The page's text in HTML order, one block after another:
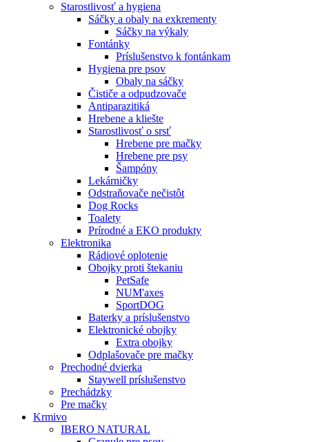
Starostlivosť a hygiena
Sáčky a obaly na exkrementy
Sáčky na výkaly
Fontánky
Príslušenstvo k fontánkam
Hygiena pre psov
Obaly na sáčky
Čističe a odpudzovače
Antiparazitiká
Hrebene a kliešte
Starostlivosť o srsť
Hrebene pre mačky
Hrebene pre psy
Šampóny
Lekárničky
Odstraňovače nečistôt
Dog Rocks
Toalety
Prírodné a EKO produkty
Elektronika
Rádiové oplotenie
Obojky proti štekaniu
PetSafe
NUM'axes
SportDOG
Baterky a príslušenstvo
Elektronické obojky
Extra obojky
Odplašovače pre mačky
Prechodné dvierka
Staywell príslušenstvo
Prechádzky
Pre mačky
Krmivo
IBERO NATURAL